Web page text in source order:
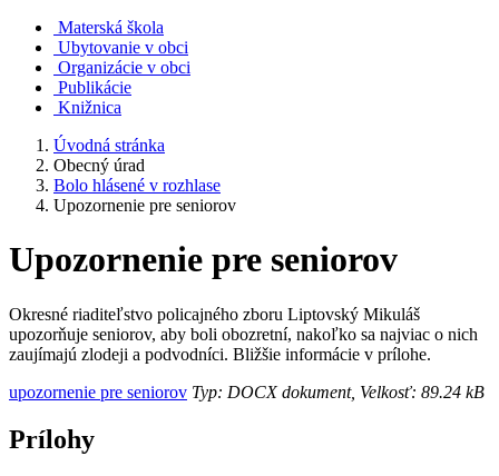
Materská škola
Ubytovanie v obci
Organizácie v obci
Publikácie
Knižnica
Úvodná stránka
Obecný úrad
Bolo hlásené v rozhlase
Upozornenie pre seniorov
Upozornenie pre seniorov
Okresné riaditeľstvo policajného zboru Liptovský Mikuláš
upozorňuje seniorov, aby boli obozretní, nakoľko sa najviac o nich
zaujímajú zlodeji a podvodníci. Bližšie informácie v prílohe.
upozornenie pre seniorov Typ: DOCX dokument, Velkosť: 89.24 kB
Prílohy